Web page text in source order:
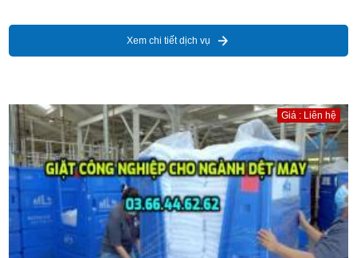
Xem chi tiết dịch vụ
Giá : Liên hệ